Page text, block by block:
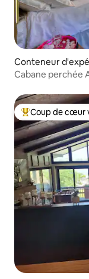
Conteneur
Cabane perchée
Coup de cœur
Coup de cœur